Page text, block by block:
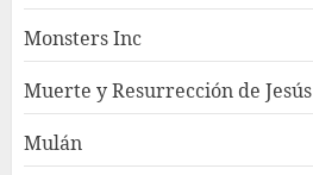
Monsters Inc
Muerte y Resurrección de Jesús
Mulán